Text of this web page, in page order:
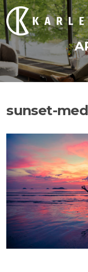
Siirry
suoraan
sisältöön
sunset-